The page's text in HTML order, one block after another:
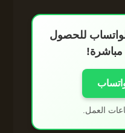
للحصول
العمل.